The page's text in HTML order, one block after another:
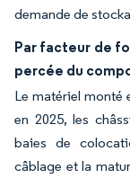
demande de
Par facteur de
percée du
Le matériel monté
en 2025, les
baies de
câblage et la